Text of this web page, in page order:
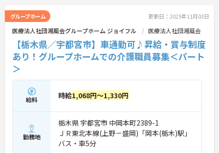
グループホーム 更新日：2025年11月03日
医療法人社団湘風会グループホーム ジョイフル 医療法人社団湘風会
【栃木県／宇都宮市】車通勤可♪昇給・賞与制度
あり！グループホームでの介護職員募集＜パート
＞
給料 時給1,068円～1,330円
勤務地
栃木県 宇都宮市 中岡本町2389-1
ＪＲ東北本線(上野－盛岡)「岡本(栃木)駅」
バス・車5分